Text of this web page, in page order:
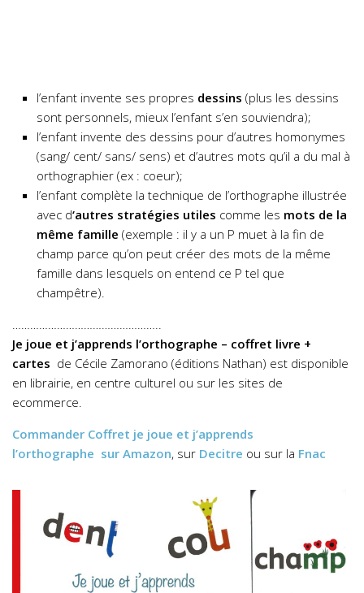
l’enfant invente ses propres dessins (plus les dessins
sont personnels, mieux l’enfant s’en souviendra);
l’enfant invente des dessins pour d’autres homonymes
(sang/ cent/ sans/ sens) et d’autres mots qu’il a du mal à
orthographier (ex : coeur);
l’enfant complète la technique de l’orthographe illustrée
avec d‘autres stratégies utiles comme les mots de la
même famille (exemple : il y a un P muet à la fin de
champ parce qu’on peut créer des mots de la même
famille dans lesquels on entend ce P tel que
champêtre).
…………………………………………..
Je joue et j’apprends l’orthographe – coffret livre +
cartes de Cécile Zamorano (éditions Nathan) est disponible
en librairie, en centre culturel ou sur les sites de
ecommerce.
Commander Coffret je joue et j’apprends
l’orthographe sur Amazon, sur Decitre ou sur la Fnac